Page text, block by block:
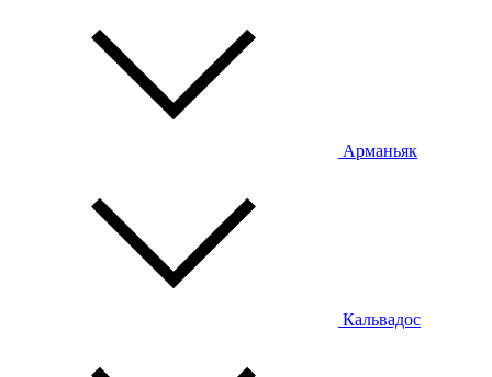
Арманьяк
Кальвадос